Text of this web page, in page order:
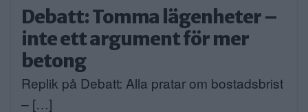
Debatt: Tomma lägenheter –
inte ett argument för mer
betong
Replik på Debatt: Alla pratar om bostadsbrist
– […]